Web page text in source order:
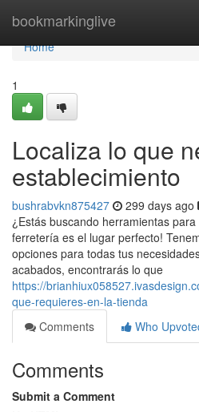
bookmarkinglive
Home
Home
1
Localiza lo que
establecimiento
bushrabvkn875427 299 days ago
¿Estás buscando herramientas
ferretería es el lugar perfecto!
opciones para todas tus
acabados, encontrarás lo que
https://
que-requieres-en-la-tienda
Comments
Who
Comments
Submit a Comment